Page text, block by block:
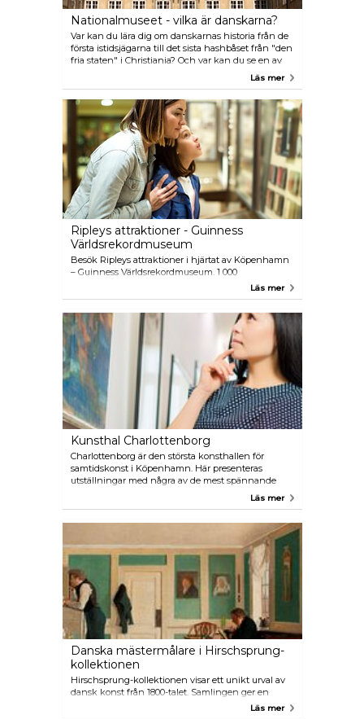
Nationalmuseet - vilka är danskarna?
Var kan du lära dig om danskarnas historia från de
första istidsjägarna till det sista hashbåset från "den
fria staten" i Christiania? Och var kan du se en av
världens största samlingar av föremål från kulturer
största museum, där alla utställningar har fri entré.
Läs mer
Ripleys attraktioner - Guinness
Världsrekordmuseum
Besök Ripleys attraktioner i hjärtat av Köpenhamn
– Guinness Världsrekordmuseum. 1 000
kvadratmeter fyllda med spännande teman som
idrott, konst, natur, vetenskap, mode och musik. Se
tyngsta. Se synen då 1 382 101 dominobrickor faller i
en lång rad. I en värld av musik möter du kungen
av pop Michael Jackson och i världen av mode
Hollywoods drottning vad gäller klänningar Marilyn
Monroe - bara för att nämna några av de många
attraktioner som ger underhållning för hela
familjen.
Läs mer
Kunsthal Charlottenborg
Charlottenborg är den största konsthallen för
samtidskonst i Köpenhamn. Här presenteras
utställningar med några av de mest spännande
danska såväl som utländska konstnärer. Du kan
Motto Charlottenborg. Kunsthal Charlottenborg
ligger vid Nyhavns kanal, brevid Kongens Nytorv.
Läs mer
Danska mästermålare i Hirschsprung-
kollektionen
Hirschsprung-kollektionen visar ett unikt urval av
dansk konst från 1800-talet. Samlingen ger en
nästan överväldigande majoritet av periodens
bildkonst, som är en av de mest spännande och
Läs mer